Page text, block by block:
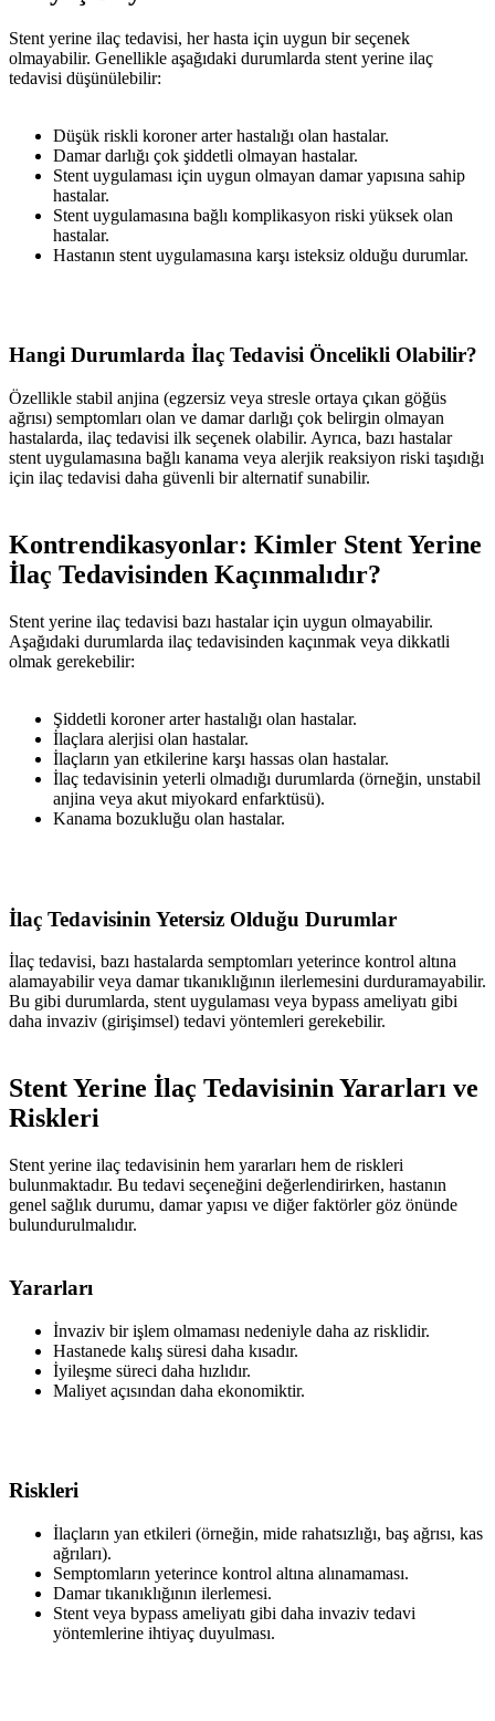
Stent yerine ilaç tedavisi, her hasta için uygun bir seçenek
olmayabilir. Genellikle aşağıdaki durumlarda stent yerine ilaç
tedavisi düşünülebilir:
Düşük riskli koroner arter hastalığı olan hastalar.
Damar darlığı çok şiddetli olmayan hastalar.
Stent uygulaması için uygun olmayan damar yapısına sahip
hastalar.
Stent uygulamasına bağlı komplikasyon riski yüksek olan
hastalar.
Hastanın stent uygulamasına karşı isteksiz olduğu durumlar.
Hangi Durumlarda İlaç Tedavisi Öncelikli Olabilir?
Özellikle stabil anjina (egzersiz veya stresle ortaya çıkan göğüs
ağrısı) semptomları olan ve damar darlığı çok belirgin olmayan
hastalarda, ilaç tedavisi ilk seçenek olabilir. Ayrıca, bazı hastalar
stent uygulamasına bağlı kanama veya alerjik reaksiyon riski taşıdığı
için ilaç tedavisi daha güvenli bir alternatif sunabilir.
Kontrendikasyonlar: Kimler Stent Yerine
İlaç Tedavisinden Kaçınmalıdır?
Stent yerine ilaç tedavisi bazı hastalar için uygun olmayabilir.
Aşağıdaki durumlarda ilaç tedavisinden kaçınmak veya dikkatli
olmak gerekebilir:
Şiddetli koroner arter hastalığı olan hastalar.
İlaçlara alerjisi olan hastalar.
İlaçların yan etkilerine karşı hassas olan hastalar.
İlaç tedavisinin yeterli olmadığı durumlarda (örneğin, unstabil
anjina veya akut miyokard enfarktüsü).
Kanama bozukluğu olan hastalar.
İlaç Tedavisinin Yetersiz Olduğu Durumlar
İlaç tedavisi, bazı hastalarda semptomları yeterince kontrol altına
alamayabilir veya damar tıkanıklığının ilerlemesini durduramayabilir.
Bu gibi durumlarda, stent uygulaması veya bypass ameliyatı gibi
daha invaziv (girişimsel) tedavi yöntemleri gerekebilir.
Stent Yerine İlaç Tedavisinin Yararları ve
Riskleri
Stent yerine ilaç tedavisinin hem yararları hem de riskleri
bulunmaktadır. Bu tedavi seçeneğini değerlendirirken, hastanın
genel sağlık durumu, damar yapısı ve diğer faktörler göz önünde
bulundurulmalıdır.
Yararları
İnvaziv bir işlem olmaması nedeniyle daha az risklidir.
Hastanede kalış süresi daha kısadır.
İyileşme süreci daha hızlıdır.
Maliyet açısından daha ekonomiktir.
Riskleri
İlaçların yan etkileri (örneğin, mide rahatsızlığı, baş ağrısı, kas
ağrıları).
Semptomların yeterince kontrol altına alınamaması.
Damar tıkanıklığının ilerlemesi.
Stent veya bypass ameliyatı gibi daha invaziv tedavi
yöntemlerine ihtiyaç duyulması.